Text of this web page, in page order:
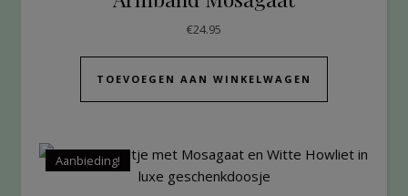
€24.95
TOEVOEGEN AAN WINKELWAGEN
Aanbieding!